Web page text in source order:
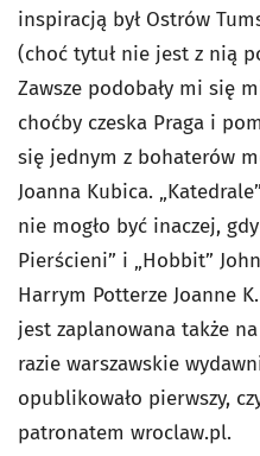
inspiracją był Ostrów
(choć tytuł nie jest z nią
Zawsze podobały mi się
choćby czeska Praga i
się jednym z bohaterów
Joanna Kubica.
nie mogło być inaczej,
Pierścieni” i „Hobbit”
Harrym Potterze Joanne
jest zaplanowana także
razie warszawskie
opublikowało pierwszy,
patronatem wroclaw.pl.